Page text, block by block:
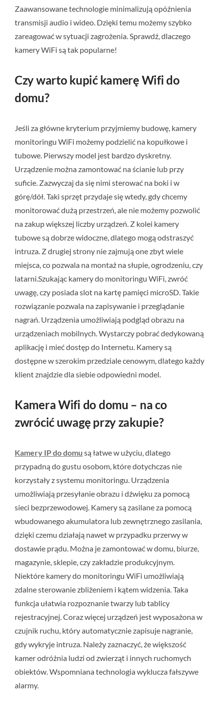
Zaawansowane technologie minimalizują opóźnienia
transmisji audio i wideo. Dzięki temu możemy szybko
zareagować w sytuacji zagrożenia. Sprawdź, dlaczego
kamery WiFi są tak popularne!
Czy warto kupić kamerę Wifi do
domu?
Jeśli za główne kryterium przyjmiemy budowę, kamery
monitoringu WiFi możemy podzielić na kopułkowe i
tubowe. Pierwszy model jest bardzo dyskretny.
Urządzenie można zamontować na ścianie lub przy
suficie. Zazwyczaj da się nimi sterować na boki i w
górę/dół. Taki sprzęt przydaje się wtedy, gdy chcemy
monitorować dużą przestrzeń, ale nie możemy pozwolić
na zakup większej liczby urządzeń. Z kolei kamery
tubowe są dobrze widoczne, dlatego mogą odstraszyć
intruza. Z drugiej strony nie zajmują one zbyt wiele
miejsca, co pozwala na montaż na słupie, ogrodzeniu, czy
latarni.Szukając kamery do monitoringu WiFi, zwróć
uwagę, czy posiada slot na kartę pamięci microSD. Takie
rozwiązanie pozwala na zapisywanie i przeglądanie
nagrań. Urządzenia umożliwiają podgląd obrazu na
urządzeniach mobilnych. Wystarczy pobrać dedykowaną
aplikację i mieć dostęp do Internetu. Kamery są
dostępne w szerokim przedziale cenowym, dlatego każdy
klient znajdzie dla siebie odpowiedni model.
Kamera Wifi do domu – na co
zwrócić uwagę przy zakupie?
Kamery IP do domu są łatwe w użyciu, dlatego
przypadną do gustu osobom, które dotychczas nie
korzystały z systemu monitoringu. Urządzenia
umożliwiają przesyłanie obrazu i dźwięku za pomocą
sieci bezprzewodowej. Kamery są zasilane za pomocą
wbudowanego akumulatora lub zewnętrznego zasilania,
dzięki czemu działają nawet w przypadku przerwy w
dostawie prądu. Można je zamontować w domu, biurze,
magazynie, sklepie, czy zakładzie produkcyjnym.
Niektóre kamery do monitoringu WiFi umożliwiają
zdalne sterowanie zbliżeniem i kątem widzenia. Taka
funkcja ułatwia rozpoznanie twarzy lub tablicy
rejestracyjnej. Coraz więcej urządzeń jest wyposażona w
czujnik ruchu, który automatycznie zapisuje nagranie,
gdy wykryje intruza. Należy zaznaczyć, że większość
kamer odróżnia ludzi od zwierząt i innych ruchomych
obiektów. Wspomniana technologia wyklucza fałszywe
alarmy.